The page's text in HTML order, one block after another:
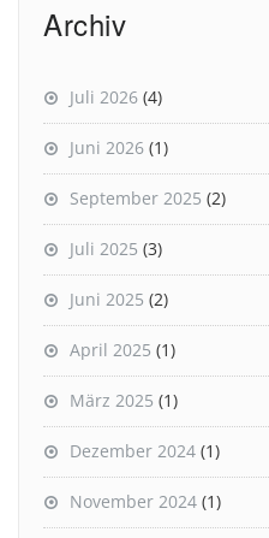
Archiv
Juli 2026 (4)
Juni 2026 (1)
September 2025 (2)
Juli 2025 (3)
Juni 2025 (2)
April 2025 (1)
März 2025 (1)
Dezember 2024 (1)
November 2024 (1)